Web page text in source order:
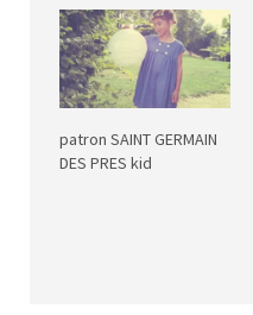
patron SAINT GERMAIN
DES PRES kid